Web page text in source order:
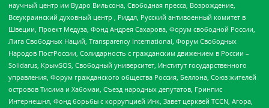
научный центр им Вудро Вильсона, Свободная пресса, Возрождение,
Всеукраинский духовный центр , Риддл, Русский антивоенный комитет в
Швеции, Проект Медуза, Фонд Андрея Сахарова, Форум свободной России,
Лига Свободных Наций, Transparеncy International, Форум Свободных
Народов ПостРоссии, Солидарность с гражданским движением в России –
Solidarus, КрымSOS, Свободный университет, Институт государственного
управления, Форум гражданского общества Россия, Беллона, Союз жителей
островов Тисима и Хабомаи, Съезд народных депутатов, Гринпис
Интернешнл, Фонд борьбы с коррупцией Инк, Завет церквей TCCN, Агора,